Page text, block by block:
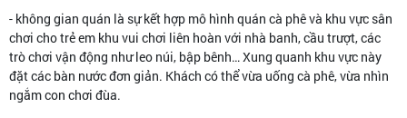
- không gian quán là sự kết hợp mô hình quán cà phê và khu vực sân
chơi cho trẻ em khu vui chơi liên hoàn với nhà banh, cầu trượt, các
trò chơi vận động như leo núi, bập bênh… Xung quanh khu vực này
đặt các bàn nước đơn giản. Khách có thể vừa uống cà phê, vừa nhìn
ngắm con chơi đùa.